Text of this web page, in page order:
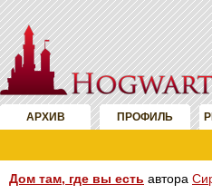
АРХИВ ПРОФИЛЬ
Дом там, где вы есть автора